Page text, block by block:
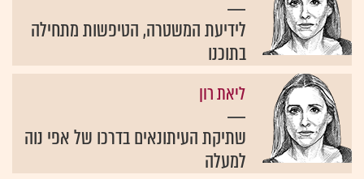
לידיעת המשטרה, הטיפשות מתחילה
בתוכנו
ליאת רון
שתיקת העיתונאים בדרכו של אפי נוה
למעלה